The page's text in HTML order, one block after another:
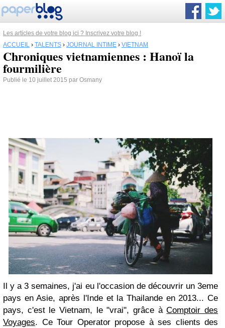
Les articles de votre blog ici ? Inscrivez votre blog !
ACCUEIL › TALENTS › JOURNAL INTIME › VIETNAM
Chroniques vietnamiennes : Hanoï la
fourmilière
Publié le 10 juillet 2015 par Osmany
Il y a 3 semaines, j'ai eu l'occasion de découvrir un 3eme
pays en Asie, après l'Inde et la Thailande en 2013... Ce
pays, c'est le Vietnam, le "vrai", grâce àComptoir des
Voyages. Ce Tour Operator propose à ses clients des